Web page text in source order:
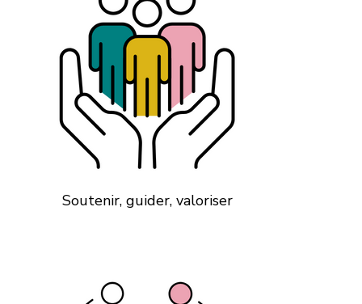
Soutenir, guider, valoriser